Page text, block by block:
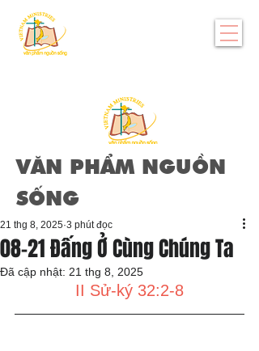
VĂN PHẨM NGUỒN
SỐNG
08-21 Đấng Ở Cùng Chúng Ta
21 thg 8, 2025 3 phút đọc
Đã cập nhật: 21 thg 8, 2025
II Sử-ký 32:2-8